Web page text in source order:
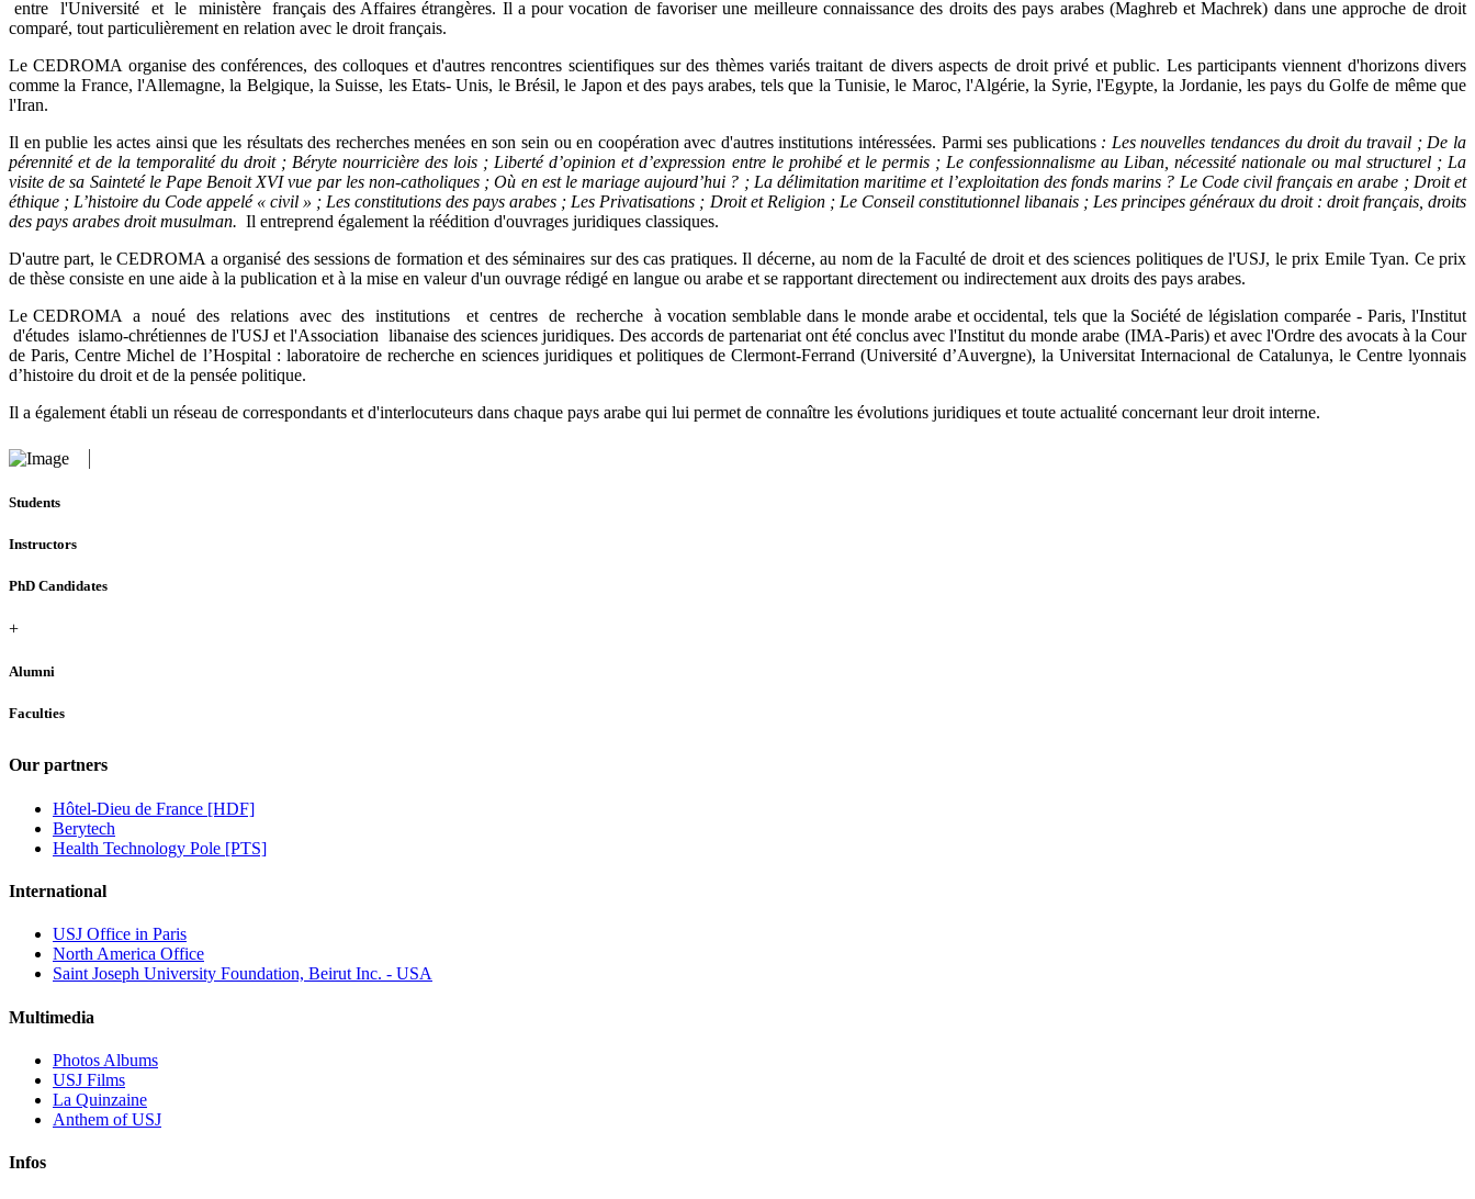
entre l'Université et le ministère français des Affaires étrangères. Il a pour vocation de favoriser une meilleure connaissance des droits des pays arabes (Maghreb et Machrek) dans une approche de droit
comparé, tout particulièrement en relation avec le droit français.
Le CEDROMA organise des conférences, des colloques et d'autres rencontres scientifiques sur des thèmes variés traitant de divers aspects de droit privé et public. Les participants viennent d'horizons divers
comme la France, l'Allemagne, la Belgique, la Suisse, les Etats- Unis, le Brésil, le Japon et des pays arabes, tels que la Tunisie, le Maroc, l'Algérie, la Syrie, l'Egypte, la Jordanie, les pays du Golfe de même que
l'Iran.
Il en publie les actes ainsi que les résultats des recherches menées en son sein ou en coopération avec d'autres institutions intéressées. Parmi ses publications : Les nouvelles tendances du droit du travail ; De la
pérennité et de la temporalité du droit ; Béryte nourricière des lois ; Liberté d’opinion et d’expression entre le prohibé et le permis ; Le confessionnalisme au Liban, nécessité nationale ou mal structurel ; La
visite de sa Sainteté le Pape Benoit XVI vue par les non-catholiques ; Où en est le mariage aujourd’hui ? ; La délimitation maritime et l’exploitation des fonds marins ? Le Code civil français en arabe ; Droit et
éthique ; L’histoire du Code appelé « civil » ; Les constitutions des pays arabes ; Les Privatisations ; Droit et Religion ; Le Conseil constitutionnel libanais ; Les principes généraux du droit : droit français, droits
des pays arabes droit musulman. Il entreprend également la réédition d'ouvrages juridiques classiques.
D'autre part, le CEDROMA a organisé des sessions de formation et des séminaires sur des cas pratiques. Il décerne, au nom de la Faculté de droit et des sciences politiques de l'USJ, le prix Emile Tyan. Ce prix
de thèse consiste en une aide à la publication et à la mise en valeur d'un ouvrage rédigé en langue ou arabe et se rapportant directement ou indirectement aux droits des pays arabes.
Le CEDROMA a noué des relations avec des institutions et centres de recherche à vocation semblable dans le monde arabe et occidental, tels que la Société de législation comparée - Paris, l'Institut
d'études islamo-chrétiennes de l'USJ et l'Association libanaise des sciences juridiques. Des accords de partenariat ont été conclus avec l'Institut du monde arabe (IMA-Paris) et avec l'Ordre des avocats à la Cour
de Paris, Centre Michel de l’Hospital : laboratoire de recherche en sciences juridiques et politiques de Clermont-Ferrand (Université d’Auvergne), la Universitat Internacional de Catalunya, le Centre lyonnais
d’histoire du droit et de la pensée politique.
Il a également établi un réseau de correspondants et d'interlocuteurs dans chaque pays arabe qui lui permet de connaître les évolutions juridiques et toute actualité concernant leur droit interne.
Students
Instructors
PhD Candidates
+
Alumni
Faculties
Our partners
Hôtel-Dieu de France [HDF]
Berytech
Health Technology Pole [PTS]
International
USJ Office in Paris
North America Office
Saint Joseph University Foundation, Beirut Inc. - USA
Multimedia
Photos Albums
USJ Films
La Quinzaine
Anthem of USJ
Infos